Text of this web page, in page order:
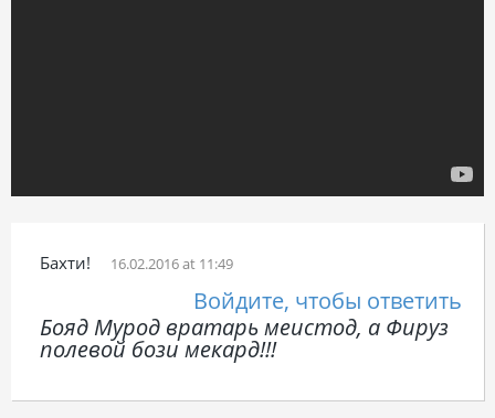
Бахти! 16.02.2016 at 11:49
Войдите, чтобы ответить
Бояд Мурод вратарь меистод, а Фируз
полевой бози мекард!!!